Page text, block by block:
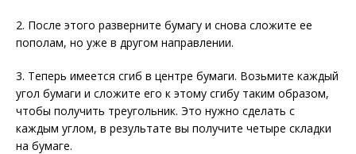
2. После этого разверните бумагу и снова сложите ее
пополам, но уже в другом направлении.
3. Теперь имеется сгиб в центре бумаги. Возьмите каждый
угол бумаги и сложите его к этому сгибу таким образом,
чтобы получить треугольник. Это нужно сделать с
каждым углом, в результате вы получите четыре складки
на бумаге.